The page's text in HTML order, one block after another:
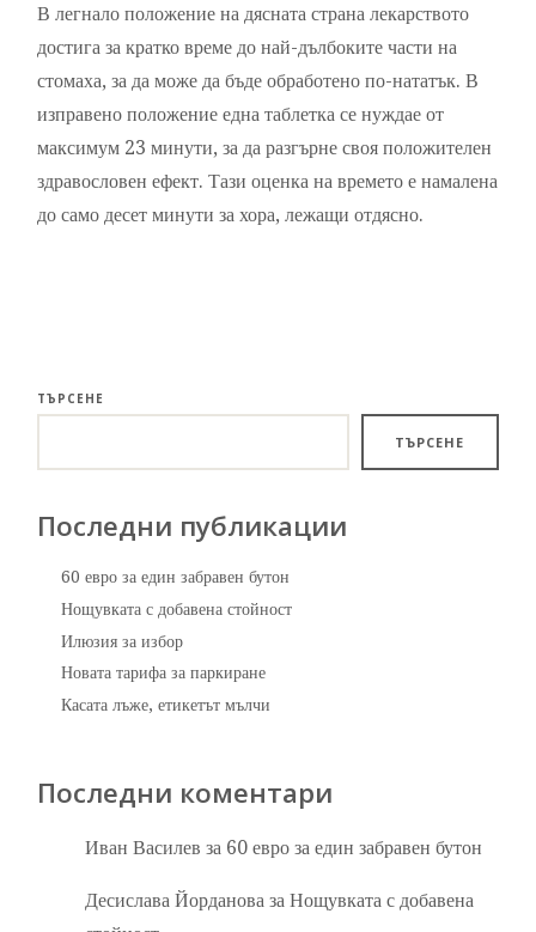
В легнало положение на дясната страна лекарството
достига за кратко време до най-дълбоките части на
стомаха, за да може да бъде обработено по-нататък. В
изправено положение една таблетка се нуждае от
максимум 23 минути, за да разгърне своя положителен
здравословен ефект. Тази оценка на времето е намалена
до само десет минути за хора, лежащи отдясно.
ТЪРСЕНЕ
ТЪРСЕНЕ
Последни публикации
60 евро за един забравен бутон
Нощувката с добавена стойност
Илюзия за избор
Новата тарифа за паркиране
Касата лъже, етикетът мълчи
Последни коментари
Иван Василев за 60 евро за един забравен бутон
Десислава Йорданова заНощувката с добавена